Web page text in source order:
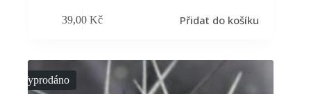
39,00Kč Přidat do košíku
Vyprodáno